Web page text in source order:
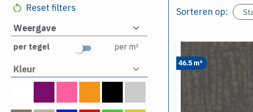
Reset filters
Weergave
per tegel per m²
Kleur
Sorteren op:
46.5 m²